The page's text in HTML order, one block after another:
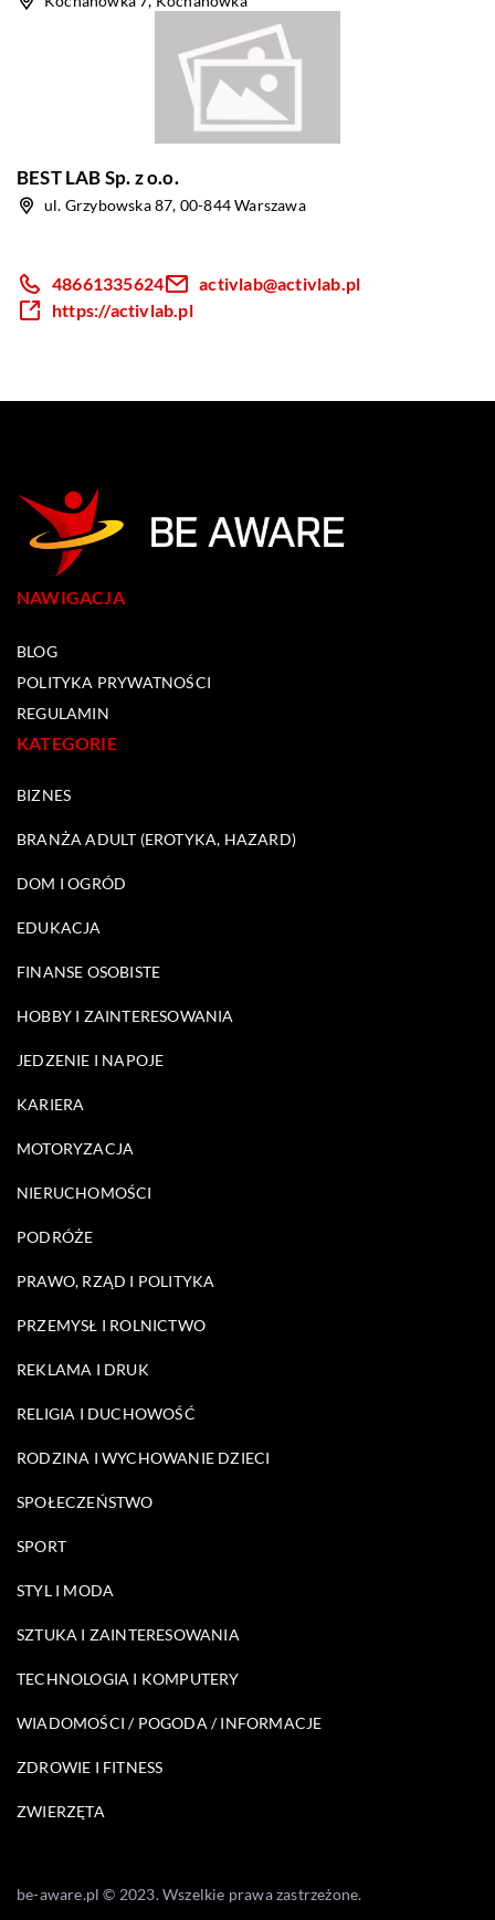
BEST LAB Sp. z o.o.
ul. Grzybowska 87, 00-844 Warszawa
48661335624
activlab@activlab.pl
https://activlab.pl
NAWIGACJA
BLOG
POLITYKA PRYWATNOŚCI
REGULAMIN
KATEGORIE
BIZNES
BRANŻA ADULT (EROTYKA, HAZARD)
DOM I OGRÓD
EDUKACJA
FINANSE OSOBISTE
HOBBY I ZAINTERESOWANIA
JEDZENIE I NAPOJE
KARIERA
MOTORYZACJA
NIERUCHOMOŚCI
PODRÓŻE
PRAWO, RZĄD I POLITYKA
PRZEMYSŁ I ROLNICTWO
REKLAMA I DRUK
RELIGIA I DUCHOWOŚĆ
RODZINA I WYCHOWANIE DZIECI
SPOŁECZEŃSTWO
SPORT
STYL I MODA
SZTUKA I ZAINTERESOWANIA
TECHNOLOGIA I KOMPUTERY
WIADOMOŚCI / POGODA / INFORMACJE
ZDROWIE I FITNESS
ZWIERZĘTA
be-aware.pl © 2023. Wszelkie prawa zastrzeżone.